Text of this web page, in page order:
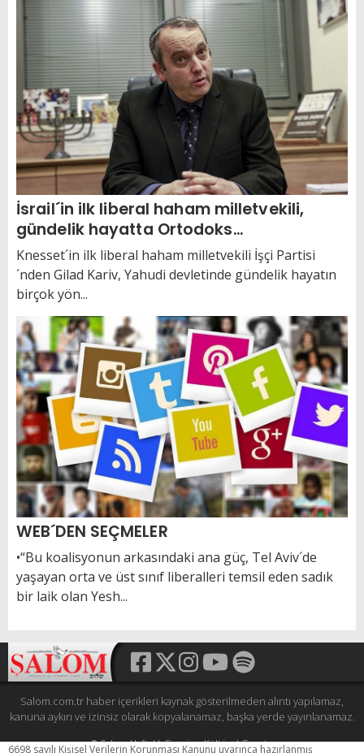
İsrail´in ilk liberal haham milletvekili,
gündelik hayatta Ortodoks
hegemonyasına meydan okuyor
Knesset´in ilk liberal haham milletvekili İşçi Partisi
´nden Gilad Kariv, Yahudi devletinde gündelik hayatın
birçok yön...
WEB´DEN SEÇMELER
•“Bu koalisyonun arkasındaki ana güç, Tel Aviv´de
yaşayan orta ve üst sınıf liberalleri temsil eden sadık
bir laik olan Yesh...
Salom.com.tr haber içerikleri kaynak gösterilmeden alıntı yapılamaz,
kanuna aykırı ve izinsiz olarak kopyalanamaz, başka yerde yayınlanamaz.
© Şalom Haftalık Siyasi ve Kültürel Gazete
6698 sayılı Kişisel Verilerin Korunması Kanunu uyarınca hazırlanmış